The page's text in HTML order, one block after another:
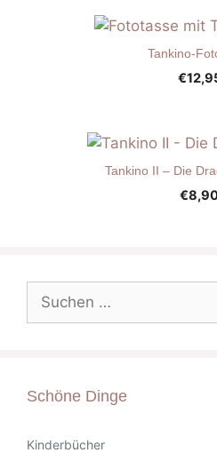
Tankino-
€
Tankino II – Die
€
nach:
Schöne Dinge
Kinderbücher